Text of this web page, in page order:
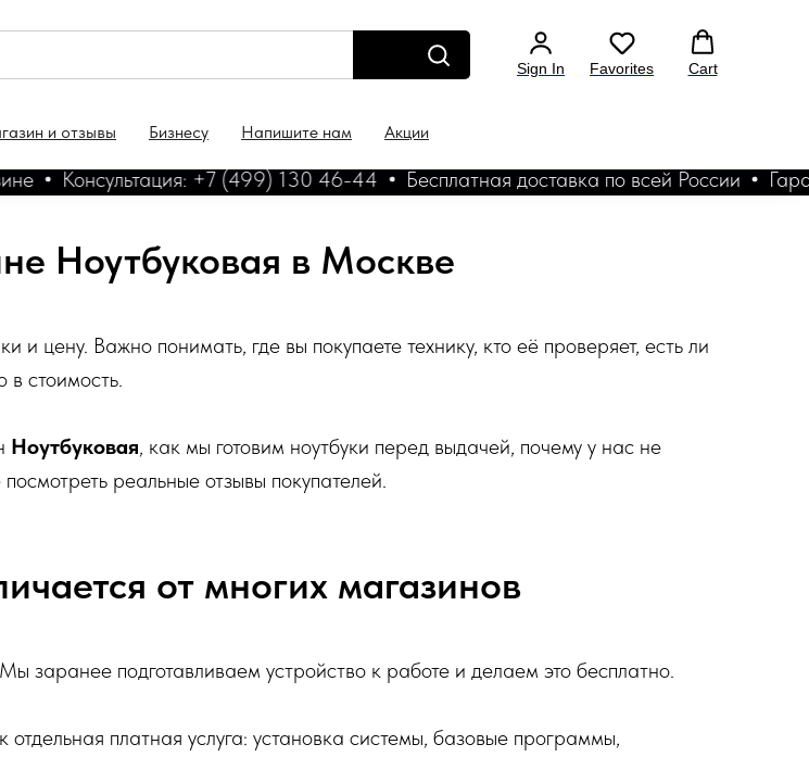
Sign In Favorites Cart
и отзывы Бизнесу Напишите нам Акции
Консультация: +7 (499) 130 46-44 Бесплатная доставка по всей России
Ноутбуковая в Москве
и цену. Важно понимать, где вы покупаете технику, кто её проверяет, есть ли
в стоимость.
Ноутбуковая, как мы готовим ноутбуки перед выдачей, почему у нас не
реальные отзывы покупателей.
от многих магазинов
заранее подготавливаем устройство к работе и делаем это бесплатно.
платная услуга: установка системы, базовые программы,